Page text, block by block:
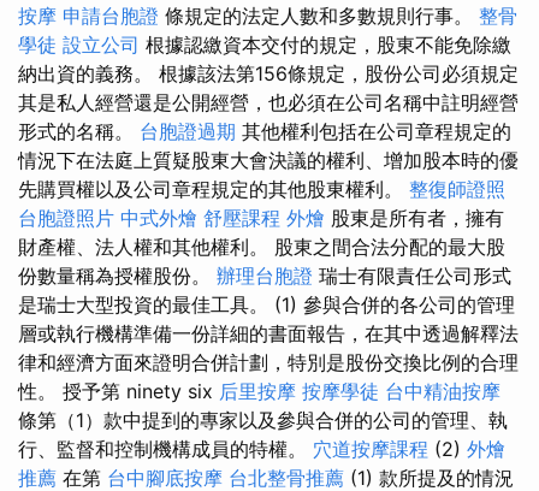
按摩 申請台胞證 條規定的法定人數和多數規則行事。 整骨
學徒 設立公司 根據認繳資本交付的規定，股東不能免除繳
納出資的義務。 根據該法第156條規定，股份公司必須規定
其是私人經營還是公開經營，也必須在公司名稱中註明經營
形式的名稱。 台胞證過期 其他權利包括在公司章程規定的
情況下在法庭上質疑股東大會決議的權利、增加股本時的優
先購買權以及公司章程規定的其他股東權利。 整復師證照
台胞證照片 中式外燴 舒壓課程 外燴 股東是所有者，擁有
財產權、法人權和其他權利。 股東之間合法分配的最大股
份數量稱為授權股份。 辦理台胞證 瑞士有限責任公司形式
是瑞士大型投資的最佳工具。 (1) 參與合併的各公司的管理
層或執行機構準備一份詳細的書面報告，在其中透過解釋法
律和經濟方面來證明合併計劃，特別是股份交換比例的合理
性。 授予第 ninety six 后里按摩 按摩學徒 台中精油按摩
條第（1）款中提到的專家以及參與合併的公司的管理、執
行、監督和控制機構成員的特權。 穴道按摩課程 (2) 外燴
推薦 在第 台中腳底按摩 台北整骨推薦 (1) 款所提及的情況